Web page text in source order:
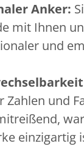
Anker:
mit Ihnen
und
Zahlen und
einzigartig